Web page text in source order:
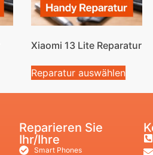
Xiaomi 13 Lite Reparatur
Reparatur auswählen
Reparieren Sie
Ihr/Ihre
Smart Phones